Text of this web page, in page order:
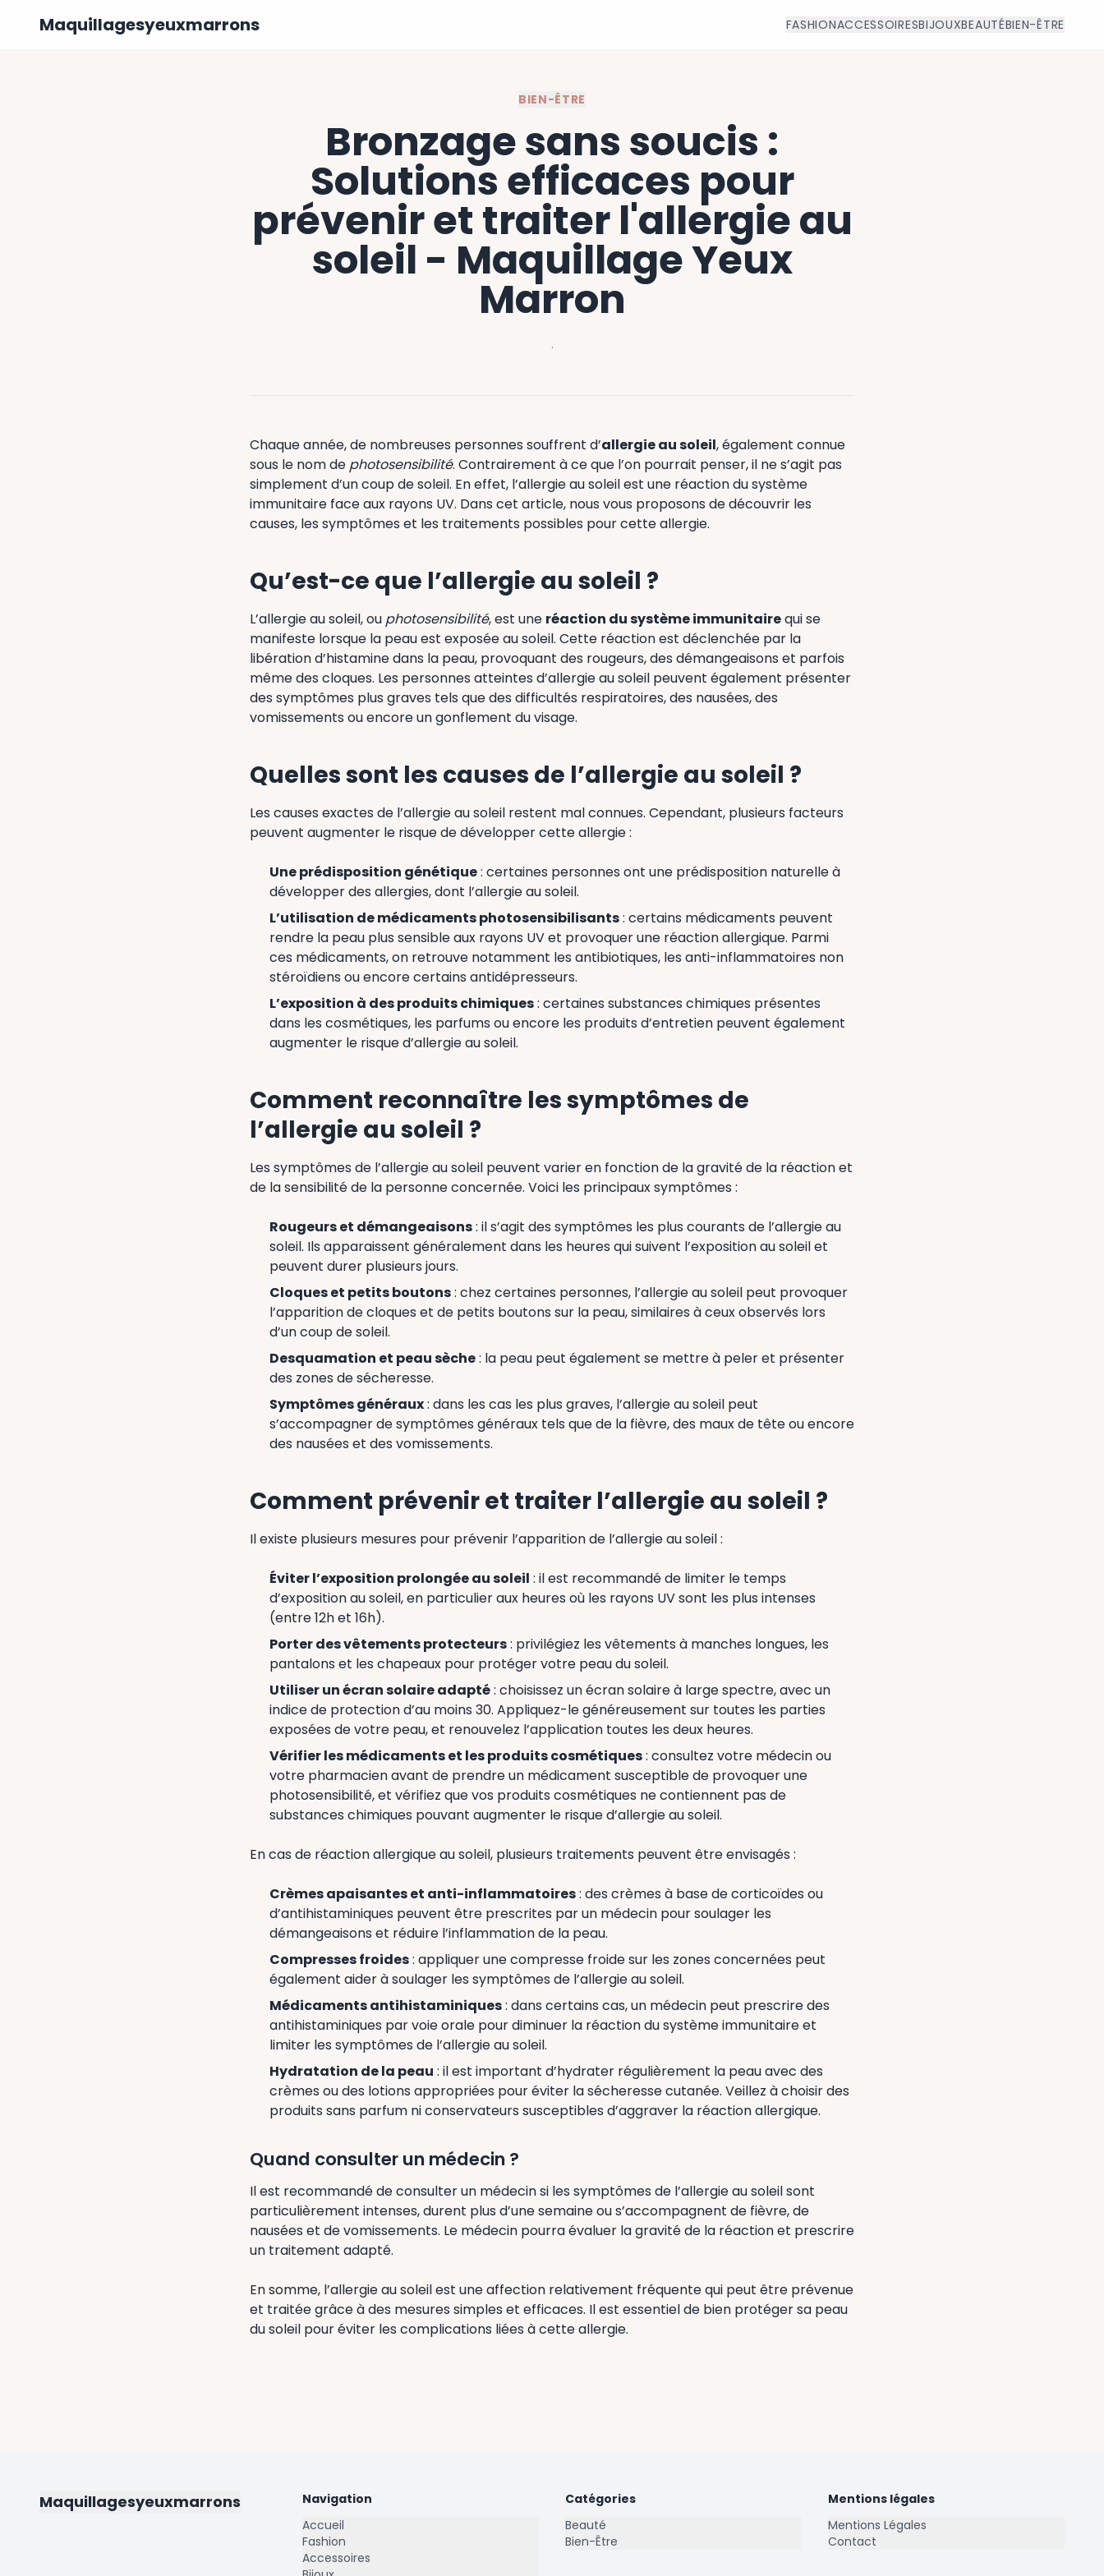
Maquillagesyeuxmarrons FASHIONACCESSOIRESBIJOUXBEAUTÉBIEN-ÊTRE
BIEN-ÊTRE
Bronzage sans soucis :
Solutions efficaces pour
prévenir et traiter l'allergie au
soleil - Maquillage Yeux
Marron
·
Chaque année, de nombreuses personnes souffrent d’allergie au soleil, également connue
sous le nom de photosensibilité. Contrairement à ce que l’on pourrait penser, il ne s’agit pas
simplement d’un coup de soleil. En effet, l’allergie au soleil est une réaction du système
immunitaire face aux rayons UV. Dans cet article, nous vous proposons de découvrir les
causes, les symptômes et les traitements possibles pour cette allergie.
Qu’est-ce que l’allergie au soleil ?
L’allergie au soleil, ou photosensibilité, est une réaction du système immunitairequi se
manifeste lorsque la peau est exposée au soleil. Cette réaction est déclenchée par la
libération d’histamine dans la peau, provoquant des rougeurs, des démangeaisons et parfois
même des cloques. Les personnes atteintes d’allergie au soleil peuvent également présenter
des symptômes plus graves tels que des difficultés respiratoires, des nausées, des
vomissements ou encore un gonflement du visage.
Quelles sont les causes de l’allergie au soleil ?
Les causes exactes de l’allergie au soleil restent mal connues. Cependant, plusieurs facteurs
peuvent augmenter le risque de développer cette allergie :
Une prédisposition génétique: certaines personnes ont une prédisposition naturelle à
développer des allergies, dont l’allergie au soleil.
L’utilisation de médicaments photosensibilisants: certains médicaments peuvent
rendre la peau plus sensible aux rayons UV et provoquer une réaction allergique. Parmi
ces médicaments, on retrouve notamment les antibiotiques, les anti-inflammatoires non
stéroïdiens ou encore certains antidépresseurs.
L’exposition à des produits chimiques: certaines substances chimiques présentes
dans les cosmétiques, les parfums ou encore les produits d’entretien peuvent également
augmenter le risque d’allergie au soleil.
Comment reconnaître les symptômes de
l’allergie au soleil ?
Les symptômes de l’allergie au soleil peuvent varier en fonction de la gravité de la réaction et
de la sensibilité de la personne concernée. Voici les principaux symptômes :
Rougeurs et démangeaisons: il s’agit des symptômes les plus courants de l’allergie au
soleil. Ils apparaissent généralement dans les heures qui suivent l’exposition au soleil et
peuvent durer plusieurs jours.
Cloques et petits boutons: chez certaines personnes, l’allergie au soleil peut provoquer
l’apparition de cloques et de petits boutons sur la peau, similaires à ceux observés lors
d’un coup de soleil.
Desquamation et peau sèche: la peau peut également se mettre à peler et présenter
des zones de sécheresse.
Symptômes généraux: dans les cas les plus graves, l’allergie au soleil peut
s’accompagner de symptômes généraux tels que de la fièvre, des maux de tête ou encore
des nausées et des vomissements.
Comment prévenir et traiter l’allergie au soleil ?
Il existe plusieurs mesures pour prévenir l’apparition de l’allergie au soleil :
Éviter l’exposition prolongée au soleil : il est recommandé de limiter le temps
d’exposition au soleil, en particulier aux heures où les rayons UV sont les plus intenses
(entre 12h et 16h).
Porter des vêtements protecteurs: privilégiez les vêtements à manches longues, les
pantalons et les chapeaux pour protéger votre peau du soleil.
Utiliser un écran solaire adapté: choisissez un écran solaire à large spectre, avec un
indice de protection d’au moins 30. Appliquez-le généreusement sur toutes les parties
exposées de votre peau, et renouvelez l’application toutes les deux heures.
Vérifier les médicaments et les produits cosmétiques: consultez votre médecin ou
votre pharmacien avant de prendre un médicament susceptible de provoquer une
photosensibilité, et vérifiez que vos produits cosmétiques ne contiennent pas de
substances chimiques pouvant augmenter le risque d’allergie au soleil.
En cas de réaction allergique au soleil, plusieurs traitements peuvent être envisagés :
Crèmes apaisantes et anti-inflammatoires: des crèmes à base de corticoïdes ou
d’antihistaminiques peuvent être prescrites par un médecin pour soulager les
démangeaisons et réduire l’inflammation de la peau.
Compresses froides: appliquer une compresse froide sur les zones concernées peut
également aider à soulager les symptômes de l’allergie au soleil.
Médicaments antihistaminiques: dans certains cas, un médecin peut prescrire des
antihistaminiques par voie orale pour diminuer la réaction du système immunitaire et
limiter les symptômes de l’allergie au soleil.
Hydratation de la peau : il est important d’hydrater régulièrement la peau avec des
crèmes ou des lotions appropriées pour éviter la sécheresse cutanée. Veillez à choisir des
produits sans parfum ni conservateurs susceptibles d’aggraver la réaction allergique.
Quand consulter un médecin ?
Il est recommandé de consulter un médecin si les symptômes de l’allergie au soleil sont
particulièrement intenses, durent plus d’une semaine ou s’accompagnent de fièvre, de
nausées et de vomissements. Le médecin pourra évaluer la gravité de la réaction et prescrire
un traitement adapté.
En somme, l’allergie au soleil est une affection relativement fréquente qui peut être prévenue
et traitée grâce à des mesures simples et efficaces. Il est essentiel de bien protéger sa peau
du soleil pour éviter les complications liées à cette allergie.
Maquillagesyeuxmarrons
Navigation
Accueil
Fashion
Accessoires
Catégories
Beauté
Bien-Être
Mentions légales
Mentions Légales
Contact